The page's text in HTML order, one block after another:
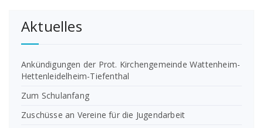
Aktuelles
Ankündigungen der Prot. Kirchengemeinde Wattenheim-
Hettenleidelheim-Tiefenthal
Zum Schulanfang
Zuschüsse an Vereine für die Jugendarbeit